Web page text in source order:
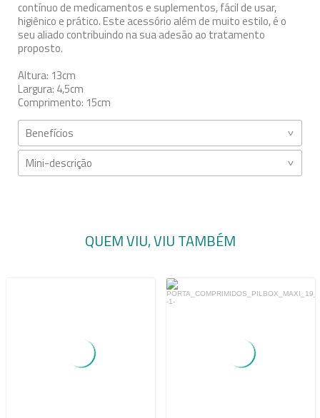
contínuo de medicamentos e suplementos, fácil de usar,
higiênico e prático. Este acessório além de muito estilo, é o
seu aliado contribuindo na sua adesão ao tratamento
proposto.
Altura: 13cm
Largura: 4,5cm
Comprimento: 15cm
Benefícios
Mini-descrição
QUEM VIU, VIU TAMBÉM